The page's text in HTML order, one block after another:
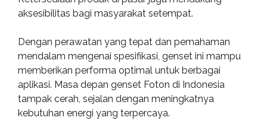
aksesibilitas bagi masyarakat setempat.
Dengan perawatan yang tepat dan pemahaman
mendalam mengenai spesifikasi, genset ini mampu
memberikan performa optimal untuk berbagai
aplikasi. Masa depan genset Foton di Indonesia
tampak cerah, sejalan dengan meningkatnya
kebutuhan energi yang terpercaya.